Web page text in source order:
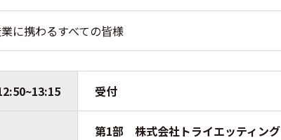
に携わるすべての皆様
受付
第1部 株式会社トライエッティング